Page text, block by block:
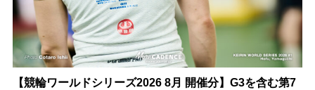
【競輪ワールドシリーズ2026 8月 開催分】G3を含む第7